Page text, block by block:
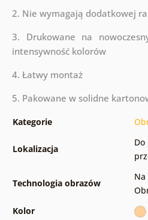
2. Nie wymagają dodatkowej
3. Drukowane na
intensywność kolorów
4. Łatwy montaż
5. Pakowane w solidne
Kategorie
Lokalizacja
Technologia obrazów
Na
Kolor